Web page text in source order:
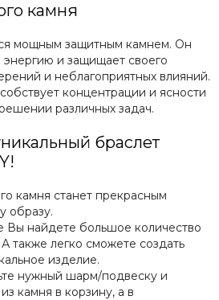
камня
мощным защитным камнем. Он
энергию и защищает своего
и неблагоприятных влияний.
концентрации и ясности
различных задач.
браслет
камня станет прекрасным
образу.
Вы найдете большое количество
также легко сможете создать
изделие.
нужный шарм/подвеску и
камня в корзину, а в